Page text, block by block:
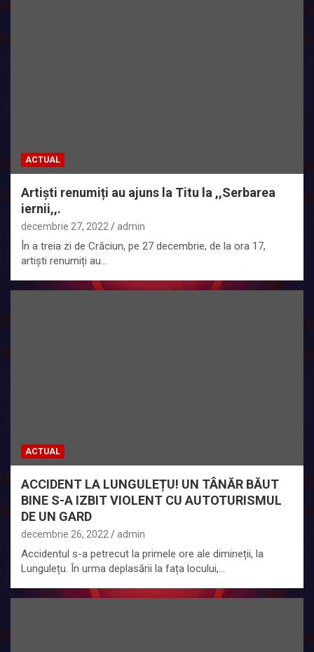
ACTUAL
Artiști renumiți au ajuns la Titu la ,,Serbarea
iernii,,.
decembrie 27, 2022 admin
În a treia zi de Crăciun, pe 27 decembrie, de la ora 17,
artiști renumiți au…
ACTUAL
ACCIDENT LA LUNGULEȚU! UN TÂNĂR BĂUT
BINE S-A IZBIT VIOLENT CU AUTOTURISMUL
DE UN GARD
decembrie 26, 2022 admin
Accidentul s-a petrecut la primele ore ale dimineții, la
Lungulețu. În urma deplasării la fața locului,…